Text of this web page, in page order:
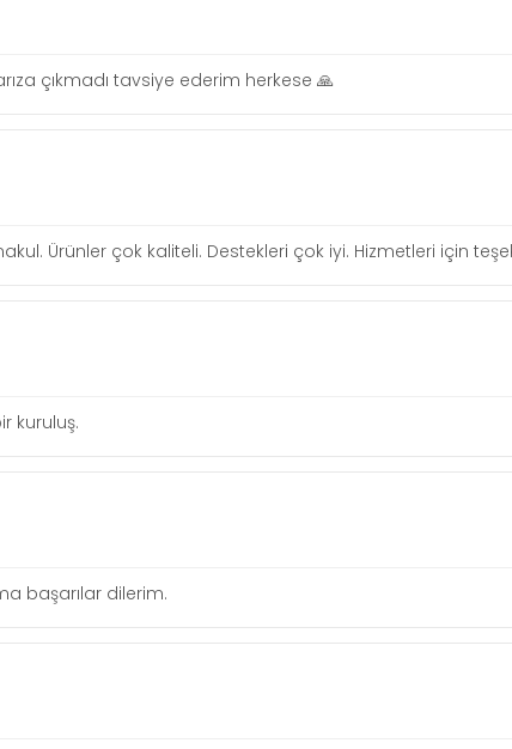
çıkmadı tavsiye ederim herkese 🙏
Ürünler çok kaliteli. Destekleri çok iyi. Hizmetleri için
kuruluş.
başarılar dilerim.